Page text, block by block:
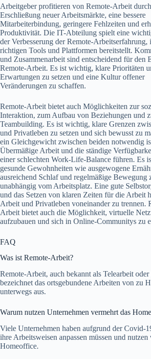
Arbeitgeber profitieren von Remote-Arbeit
Erschließung neuer Arbeitsmärkte, eine bessere
Mitarbeiterbindung, geringere Fehlzeiten und
Produktivität. Die IT-Abteilung spielt eine
der Verbesserung der Remote-Arbeitserfahrung,
richtigen Tools und Plattformen bereitstellt.
und Zusammenarbeit sind entscheidend für den
Remote-Arbeit. Es ist wichtig, klare Prioritäten
Erwartungen zu setzen und eine Kultur offener
Veränderungen zu schaffen.
Remote-Arbeit bietet auch Möglichkeiten zur
Interaktion, zum Aufbau von Beziehungen und
Teambuilding. Es ist wichtig, klare Grenzen
und Privatleben zu setzen und sich bewusst zu
ein Gleichgewicht zwischen beiden notwendig
Übermäßige Arbeit und die ständige
einer schlechten Work-Life-Balance führen. Es
gesunde Gewohnheiten wie ausgewogene
ausreichend Schlaf und regelmäßige Bewegung
unabhängig vom Arbeitsplatz. Eine gute
und das Setzen von klaren Zeiten für die Arbeit
Arbeit und Privatleben voneinander zu trennen.
Arbeit bietet auch die Möglichkeit, virtuelle
aufzubauen und sich in Online-Communitys zu
FAQ
Was ist Remote-Arbeit?
Remote-Arbeit, auch bekannt als Telearbeit
bezeichnet das ortsgebundene Arbeiten von zu
unterwegs aus.
Warum nutzen Unternehmen vermehrt das
Viele Unternehmen haben aufgrund der Covid-
ihre Arbeitsweisen anpassen müssen und nutzen
Homeoffice.